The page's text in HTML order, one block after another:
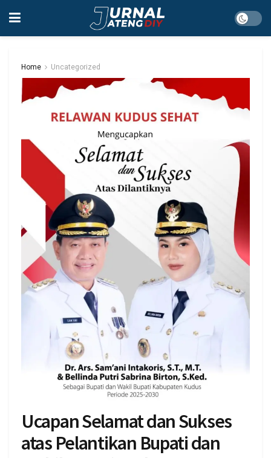
Home Uncategorized
Ucapan Selamat dan Sukses
atas Pelantikan Bupati dan